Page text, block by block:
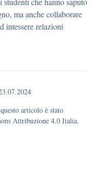
ma anche collaborare
intessere relazioni
articolo è stato
Attribuzione 4.0 Italia.